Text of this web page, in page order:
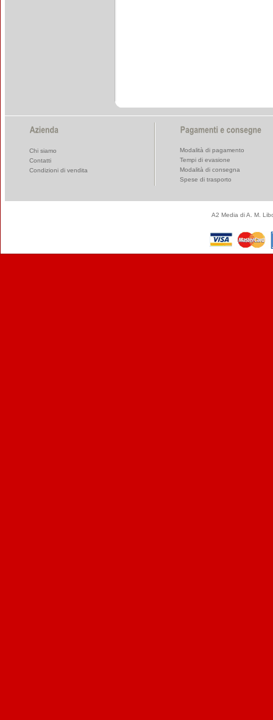
Chi siamo
Contatti
Condizioni di vendita
Modalità di pagamento
Tempi di evasione
Modalità di consegna
Spese di trasporto
A2 Media di A. M.